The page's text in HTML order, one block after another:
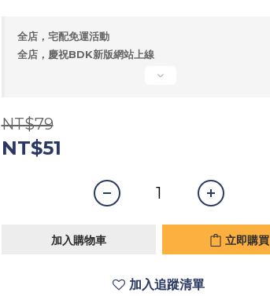
全店，宅配免運活動
全店，慶祝BDK新版網站上線
NT$79
NT$51
加入購物車 立即購買
加入追蹤清單